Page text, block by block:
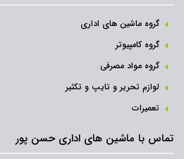
گروه ماشین های اداری
گروه کامپیوتر
گروه مواد مصرفی
لوازم تحریر و تایپ و تکثیر
تعمیرات
تماس با ماشین های اداری حسن پور